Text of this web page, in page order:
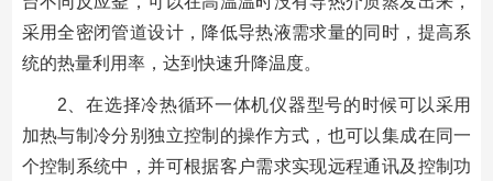
采用全密闭管道设计，降低导热液需求量的同时，提高系
统的热量利用率，达到快速升降温度。
2、在选择冷热循环一体机仪器型号的时候可以采用
加热与制冷分别独立控制的操作方式，也可以集成在同一
个控制系统中，并可根据客户需求实现远程通讯及控制功